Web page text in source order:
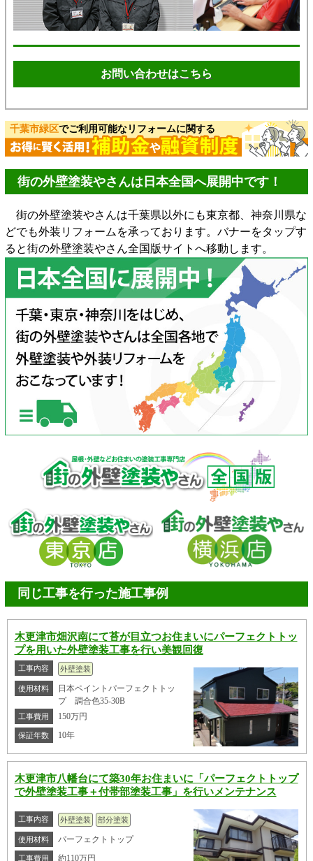
お問い合わせはこちら
千葉市緑区でご利用可能なリフォームに関する
街の外壁塗装やさんは日本全国へ展開中です！
街の外壁塗装やさんは千葉県以外にも東京都、神奈川県な
どでも外装リフォームを承っております。バナーをタップす
ると街の外壁塗装やさん全国版サイトへ移動します。
同じ工事を行った施工事例
木更津市畑沢南にて苔が目立つお住まいにパーフェクトトッ
プを用いた外壁塗装工事を行い美観回復
工事内容 外壁塗装
使用材料
日本ペイントパーフェクトトッ
プ 調合色35-30B
工事費用 150万円
保証年数 10年
木更津市八幡台にて築30年お住まいに「パーフェクトトップ
で外壁塗装工事＋付帯部塗装工事」を行いメンテナンス
工事内容 外壁塗装 部分塗装
使用材料 パーフェクトトップ
工事費用 約110万円